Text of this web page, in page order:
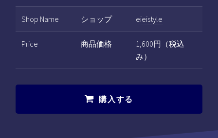
Shop Name ショップ eieistyle
Price 商品価格
1,600円（税込
み）
購入する